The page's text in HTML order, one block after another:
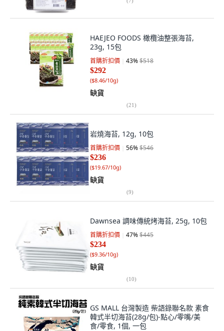
HAEJEO FOODS 橄欖油整張海苔,
23g, 15包
首購折扣價 43%$518
$292
($8.46/10g)
缺貨
(21)
岩燒海苔, 12g, 10包
首購折扣價 56%$546
$236
($19.67/10g)
缺貨
(9)
Dawnsea 調味傳統烤海苔, 25g, 10包
首購折扣價 47%$445
$234
($9.36/10g)
缺貨
(10)
GS MALL 台灣製造 柴語錄聯名款 素食
韓式半切海苔(28g/包)-點心/零嘴/美
食/零食, 1個, 一包